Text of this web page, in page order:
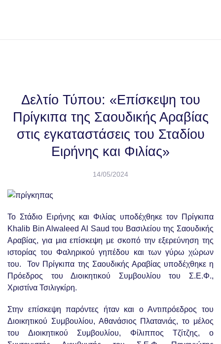
Δελτίο Τύπου: «Επίσκεψη του
Πρίγκιπα της Σαουδικής Αραβίας
στις εγκαταστάσεις του Σταδίου
Ειρήνης και Φιλίας»
14/05/2024
Το Στάδιο Ειρήνης και Φιλίας υποδέχθηκε τον Πρίγκιπα
Khalib Bin Alwaleed Al Saud του Βασιλείου της Σαουδικής
Αραβίας, για μια επίσκεψη με σκοπό την εξερεύνηση της
ιστορίας του Φαληρικού γηπέδου και των γύρω χώρων
του. Τον Πρίγκιπα της Σαουδικής Αραβίας υποδέχθηκε η
Πρόεδρος του Διοικητικού Συμβουλίου του Σ.Ε.Φ.,
Χριστίνα Τσιλιγκίρη.
Στην επίσκεψη παρόντες ήταν και ο Αντιπρόεδρος του
Διοικητικού Συμβουλίου, Αθανάσιος Πλατανιάς, το μέλος
του Διοικητικού Συμβουλίου, Φίλιππος Τζίτζης, ο